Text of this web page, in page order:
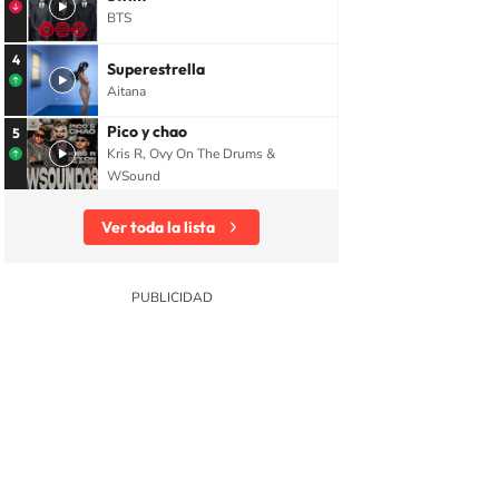
BTS
4 Superestrella
Aitana
5 Pico y chao
Kris R, Ovy On The Drums &
WSound
Ver toda la lista